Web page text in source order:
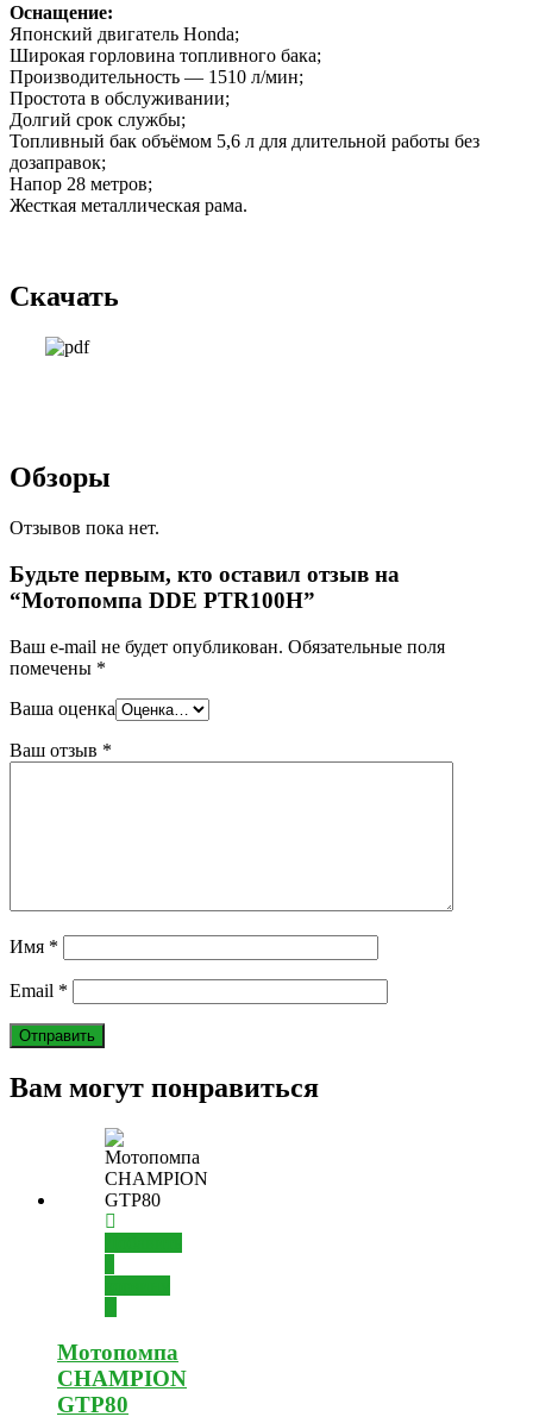
Оснащение:
Японский двигатель Honda;
Широкая горловина топливного бака;
Производительность — 1510 л/мин;
Простота в обслуживании;
Долгий срок службы;
Топливный бак объёмом 5,6 л для длительной работы без
дозаправок;
Напор 28 метров;
Жесткая металлическая рама.
Скачать
Обзоры
Отзывов пока нет.
Будьте первым, кто оставил отзыв на
“Мотопомпа DDE PTR100H”
Ваш e-mail не будет опубликован. Обязательные поля
помечены *
Ваша оценка
Ваш отзыв *
Имя *
Email *
Вам могут понравиться
Мотопомпа
CHAMPION
GTP80